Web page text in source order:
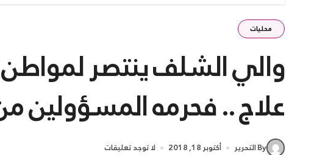
محليات
والي الشلف ينتصر لمواطن
علاج .. فحرمه المسؤولين
By التحرير أكتوبر 18, 2018 لا توجد تعليقات